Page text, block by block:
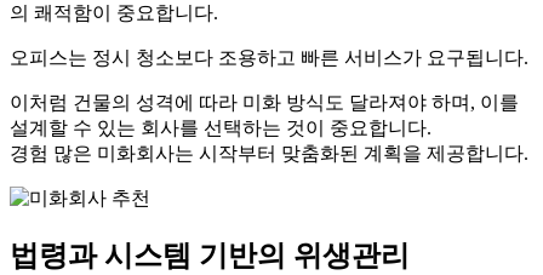
의 쾌적함이 중요합니다.
오피스는 정시 청소보다 조용하고 빠른 서비스가 요구됩니다.
이처럼 건물의 성격에 따라 미화 방식도 달라져야 하며, 이를
설계할 수 있는 회사를 선택하는 것이 중요합니다.
경험 많은 미화회사는 시작부터 맞춤화된 계획을 제공합니다.
법령과 시스템 기반의 위생관리